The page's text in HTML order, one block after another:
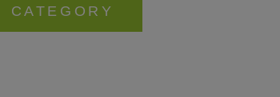
CATEGORY